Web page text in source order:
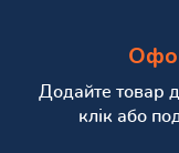
Додайте товар
клік або